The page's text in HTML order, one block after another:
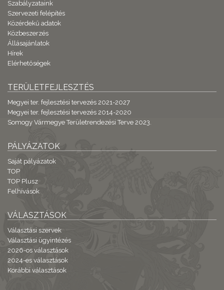
Szabályzataink
Szervezeti felépítés
Közérdekű adatok
Közbeszerzés
Állásajánlatok
Hírek
Elérhetőségek
TERÜLETFEJLESZTÉS
Megyei ter. fejlesztési tervezés 2021-2027
Megyei ter. fejlesztési tervezés 2014-2020
Somogy Vármegye Területrendezési Terve 2023.
PÁLYÁZATOK
Saját pályázatok
TOP
TOP Plusz
Felhívások
VÁLASZTÁSOK
Választási szervek
Választási ügyintézés
2026-os választások
2024-es választások
Korábbi választások